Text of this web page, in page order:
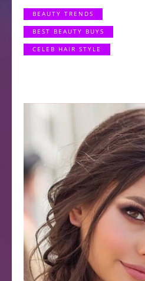
BEAUTY TRENDS
BEST BEAUTY BUYS
CELEB HAIR STYLE